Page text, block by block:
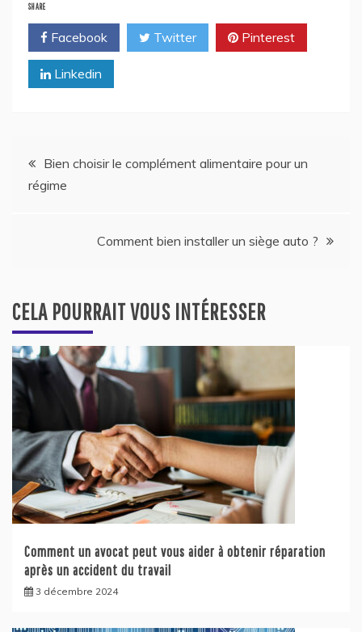
SHARE
Facebook Twitter Pinterest
Linkedin
Navigation
Bien choisir le complément alimentaire pour un
régime
Comment bien installer un siège auto ?
CELA POURRAIT VOUS INTÉRESSER
Comment un avocat peut vous aider à obtenir réparation
après un accident du travail
3 décembre 2024